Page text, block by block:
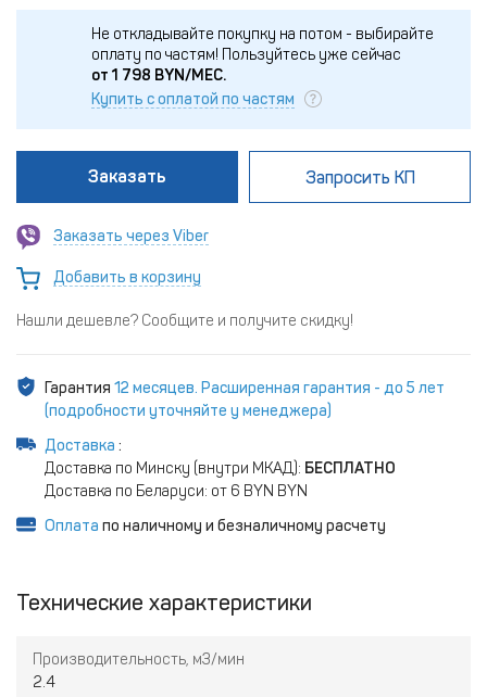
Не откладывайте покупку на потом - выбирайте
оплату по частям! Пользуйтесь уже сейчас
от 1 798 BYN/МЕС.
Купить с оплатой по частям
Заказать Запросить КП
Заказать через Viber
Добавить в корзину
Нашли дешевле? Сообщите и получите скидку!
Гарантия 12 месяцев. Расширенная гарантия - до 5 лет
(подробности уточняйте у менеджера)
Доставка :
Доставка по Минску (внутри МКАД): БЕСПЛАТНО
Доставка по Беларуси: от 6 BYN BYN
Оплата по наличному и безналичному расчету
Технические характеристики
Производительность, м3/мин
2.4